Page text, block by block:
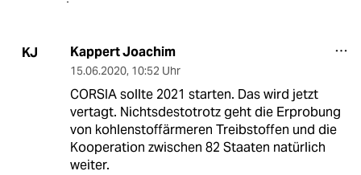
KJ Kappert Joachim
15.06.2020, 10:52 Uhr
CORSIA sollte 2021 starten. Das wird jetzt
vertagt. Nichtsdestotrotz geht die Erprobung
von kohlenstoffärmeren Treibstoffen und die
Kooperation zwischen 82 Staaten natürlich
weiter.